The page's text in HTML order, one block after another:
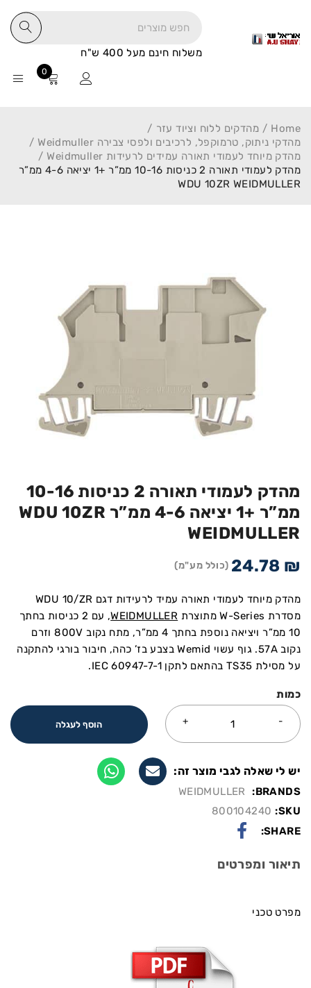
משלוח חינם מעל 400 ש"ח
0
Home
/ מהדקים ללוח וציוד עזר /
מהדקי ניתוק, טרמוקפל, לרכיבים ולפסי צבירה Weidmuller
/
מהדק מיוחד לעמודי תאורה עמידים לרעידות Weidmuller
/
מהדק לעמודי תאורה 2 כניסות 10-16 ממ”ר +1 יציאה 4-6 ממ”ר
WDU 10ZR WEIDMULLER
מהדק לעמודי תאורה 2 כניסות 10-16
ממ”ר +1 יציאה 4-6 ממ”ר WDU 10ZR
WEIDMULLER
24.78 ₪ (כולל מע"מ)
מהדק מיוחד לעמודי תאורה עמיד לרעידות דגם WDU 10/ZR
מסדרת W-Series מתוצרת
WEIDMULLER
, עם 2 כניסות בחתך
10 ממ”ר ויציאה נוספת בחתך 4 ממ”ר, מתח נקוב 800V וזרם
נקוב 57A. גוף עשוי Wemid בצבע בז’ כהה, חיבור בורגי להתקנה
על מסילת TS35 בהתאם לתקן IEC 60947-7-1.
כמות
הוסף לעגלה
יש לי שאלה לגבי מוצר זה:
BRANDS:
WEIDMULLER
SKU:
800104240
SHARE:
תיאור ומפרטים
מפרט טכני